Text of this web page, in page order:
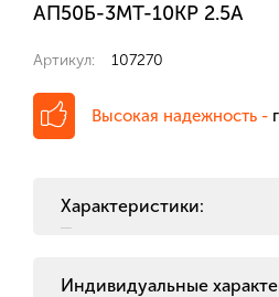
АП50Б-3МТ-10КР 2.5А
Артикул: 107270
Высокая надежность -
Характеристики:
Индивидуальные